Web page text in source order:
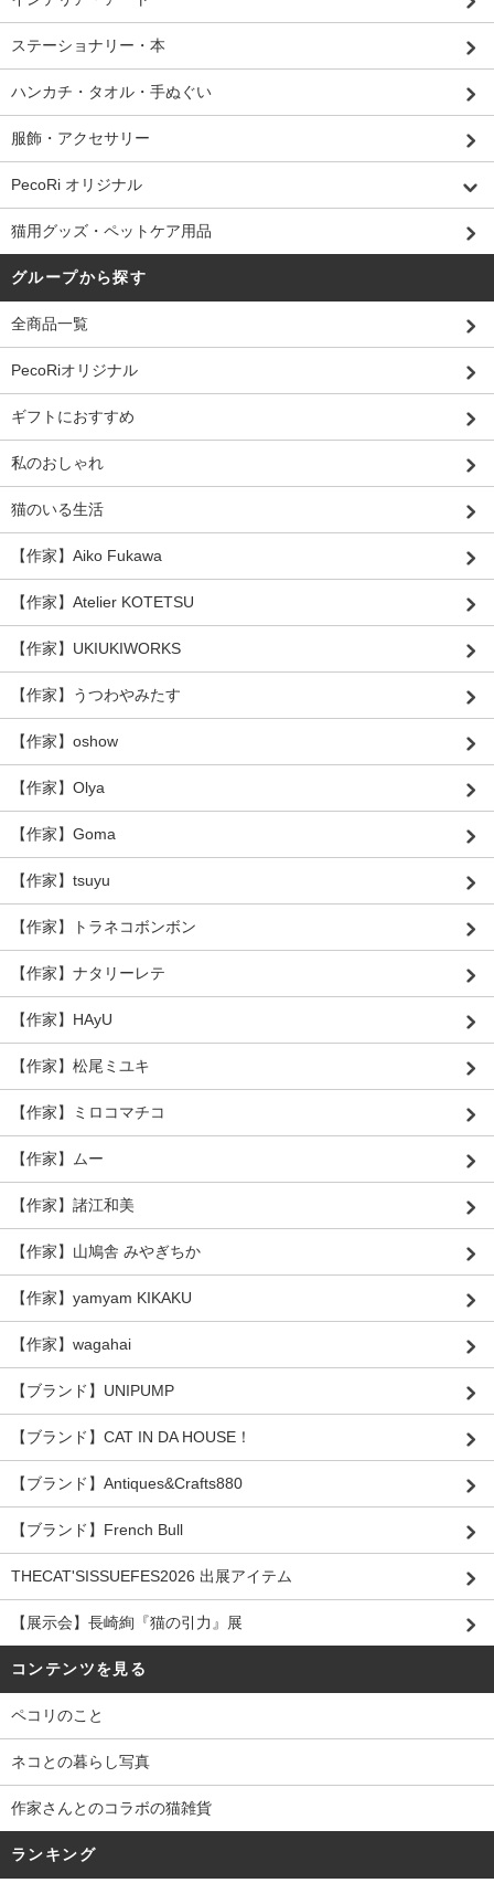
ステーショナリー・本
ハンカチ・タオル・手ぬぐい
服飾・アクセサリー
PecoRi オリジナル
猫用グッズ・ペットケア用品
グループから探す
全商品一覧
PecoRiオリジナル
ギフトにおすすめ
私のおしゃれ
猫のいる生活
【作家】Aiko Fukawa
【作家】Atelier KOTETSU
【作家】UKIUKIWORKS
【作家】うつわやみたす
【作家】oshow
【作家】Olya
【作家】Goma
【作家】tsuyu
【作家】トラネコボンボン
【作家】ナタリーレテ
【作家】HAyU
【作家】松尾ミユキ
【作家】ミロコマチコ
【作家】ムー
【作家】諸江和美
【作家】山鳩舎 みやぎちか
【作家】yamyam KIKAKU
【作家】wagahai
【ブランド】UNIPUMP
【ブランド】CAT IN DA HOUSE！
【ブランド】Antiques&Crafts880
【ブランド】French Bull
THECAT'SISSUEFES2026 出展アイテム
【展示会】長崎絢『猫の引力』展
コンテンツを見る
ペコリのこと
ネコとの暮らし写真
作家さんとのコラボの猫雑貨
ランキング